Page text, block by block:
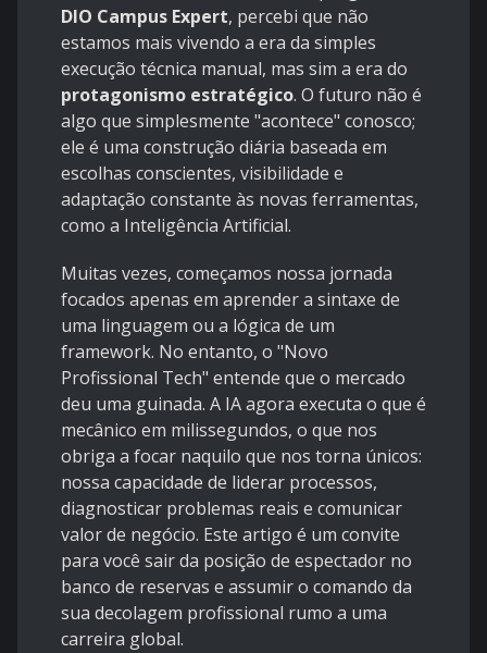
DIO Campus Expert, percebi que não
estamos mais vivendo a era da simples
execução técnica manual, mas sim a era do
protagonismo estratégico. O futuro não é
algo que simplesmente "acontece" conosco;
ele é uma construção diária baseada em
escolhas conscientes, visibilidade e
adaptação constante às novas ferramentas,
como a Inteligência Artificial.
Muitas vezes, começamos nossa jornada
focados apenas em aprender a sintaxe de
uma linguagem ou a lógica de um
framework. No entanto, o "Novo
Profissional Tech" entende que o mercado
deu uma guinada. A IA agora executa o que é
mecânico em milissegundos, o que nos
obriga a focar naquilo que nos torna únicos:
nossa capacidade de liderar processos,
diagnosticar problemas reais e comunicar
valor de negócio. Este artigo é um convite
para você sair da posição de espectador no
banco de reservas e assumir o comando da
sua decolagem profissional rumo a uma
carreira global.